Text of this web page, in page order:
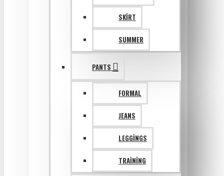
SKIRT
SUMMER
PANTS
FORMAL
JEANS
LEGGINGS
TRAINING